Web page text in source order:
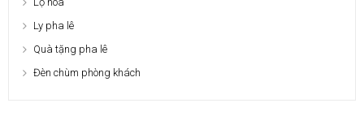
Ly pha lê
Quà tặng pha lê
Đèn chùm phòng khách